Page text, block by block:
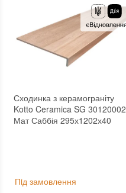
Сходинка з керамограніту
Kotto Ceramica SG 30120002
Мат Саббія 295х1202х40
Пiд замовлення